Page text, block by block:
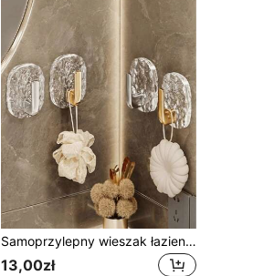
210
210
Samoprzylepny wieszak łazienkowy bez wiercenia – nowoczesna ścienna półka do przechowywania, wzór lodowca, trwały plastik, montaż bez wiercenia, idealny do kuchni i łazienki. Haczyk łazienkowy, przechowywanie w kuchni, nowoczesny design, łatwy montaż. Można wykorzystać jako dekorację na Halloween, akcesoria szkolne, przedmioty domowe, akcesoria łazienkowe, dekoracja łazienki, półka łazienkowa.
13,00zł